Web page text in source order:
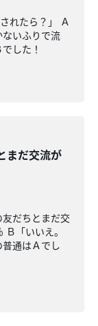
れたら？」 Ａ
ないふりで流
した！
まだ交流が
だちとまだ交
「いいえ。
通はＡでし